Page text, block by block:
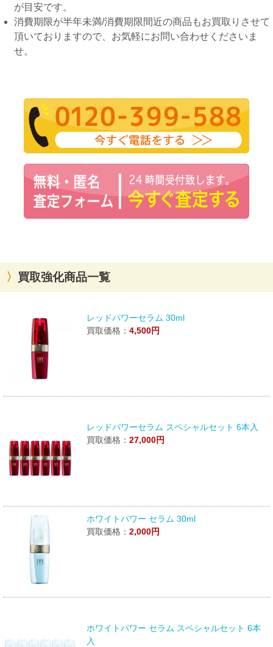
が目安です。
消費期限が半年未満/消費期限間近の商品もお買取りさせて
頂いておりますので、お気軽にお問い合わせくださいま
せ。
買取強化商品一覧
レッドパワーセラム 30ml
買取価格：4,500円
レッドパワーセラム スペシャルセット 6本入
買取価格：27,000円
ホワイトパワー セラム 30ml
買取価格：2,000円
ホワイトパワー セラム スペシャルセット 6本
入